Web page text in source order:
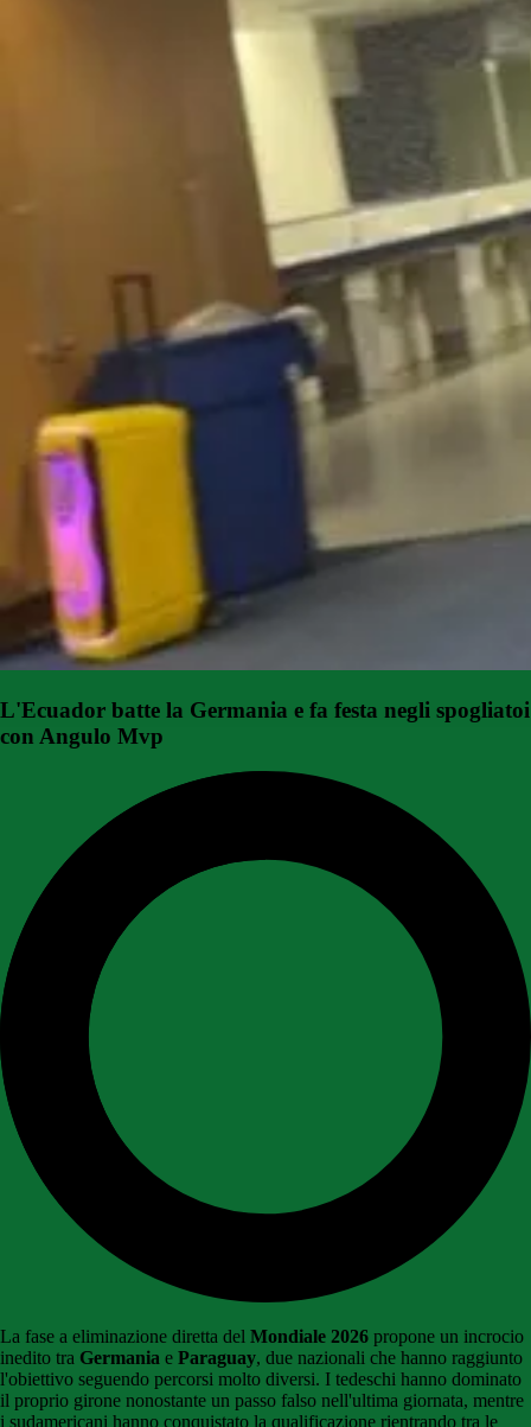
L'Ecuador batte la Germania e fa festa negli spogliatoi
con Angulo Mvp
La fase a eliminazione diretta del Mondiale 2026 propone un incrocio
inedito tra Germania e Paraguay, due nazionali che hanno raggiunto
l'obiettivo seguendo percorsi molto diversi. I tedeschi hanno dominato
il proprio girone nonostante un passo falso nell'ultima giornata, mentre
i sudamericani hanno conquistato la qualificazione rientrando tra le